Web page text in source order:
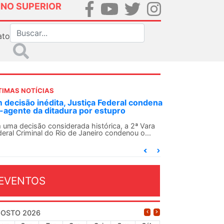
SUPERIOR
NOTÍCIAS
decisão inédita, Justiça Federal condena
agente da ditadura por estupro
uma decisão considerada histórica, a 2ª Vara
Criminal do Rio de Janeiro condenou o...
2026